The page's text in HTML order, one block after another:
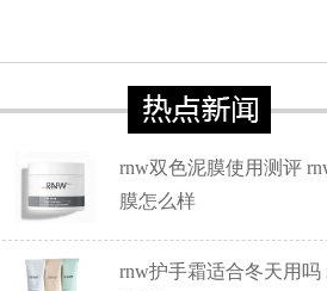
rnw双色泥膜使用测评
膜怎么样
rnw护手霜适合冬天用吗